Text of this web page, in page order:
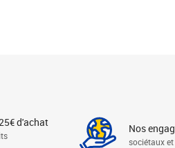
d'achat Nos
sociétaux